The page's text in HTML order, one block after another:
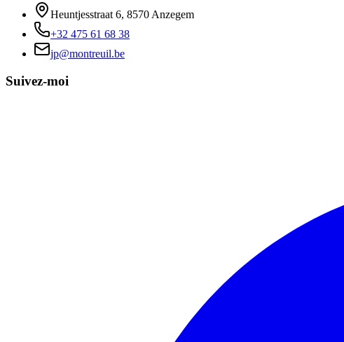
Heuntjesstraat 6, 8570 Anzegem
+32 475 61 68 38
jp@montreuil.be
Suivez-moi